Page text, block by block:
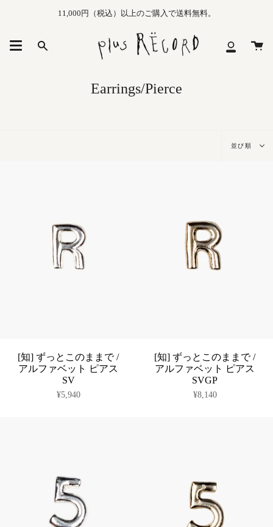
11,000円（税込）以上のご購入で送料無料。
Search
マ
カ
Earrings/Pierce
並
並び順
[知] ずっとこのままで /
アルファベット ピアス
SV
¥5,940
[知] ずっとこのままで /
アルファベット ピアス
SVGP
¥8,140